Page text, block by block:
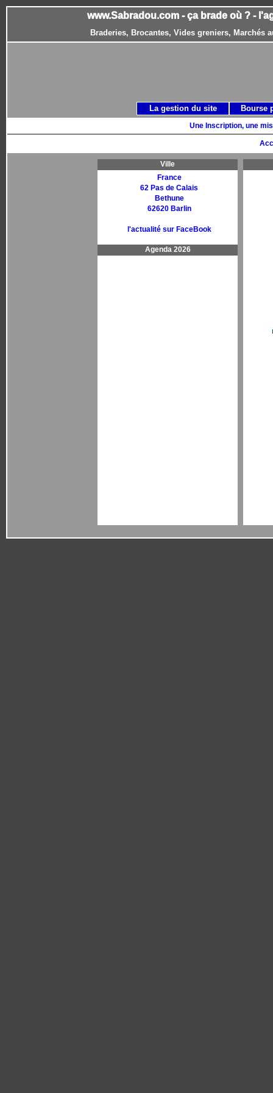
www.Sabradou.com - ça brade où ? -
Braderies, Brocantes, Vides greniers, Marchés
Une Inscription, une
Ville
France
62 Pas de Calais
Bethune
62620 Barlin
l'actualité sur FaceBook
Agenda 2026
La gestion du site Bourse